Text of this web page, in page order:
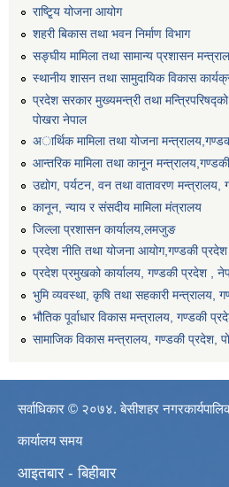
राष्टि्ृय योजना आयोग
शहरी बिकास तथा भवन निर्माण विभाग
सङ्घीय मामिला तथा सामान्य प्रशासन
स्थानीय शासन तथा सामुदायिक विकास
प्रदेश सरकार मुख्यमन्त्री तथा
पाेखरा नेपाल
अार्थिक मामिला तथा योजना
आन्तरिक मामिला तथा कानून
उद्योग, पर्यटन, वन तथा वातावरण मन्त्रालय,
कानून, न्याय र संसदीय मामिला मंत्रालय
जिल्ला प्रशासन कार्यालय,लमजुङ
प्रदेश नीति तथा योजना आयोग,गण्डकी
प्रदेश प्रमुखको कार्यालय, गण्डकी प्रदेश ,
भुमि व्यवस्था, कृषि तथा सहकारी मन्त्रालय,
भौतिक पूर्वाधार विकास मन्त्रालय, गण्डकी
सामाजिक विकास मन्त्रालय, गण्डकी प्रदेश,
सर्वाधिकार © २०७४. बेसीशहर
कार्यालय समय
आइतबार - बिहीबार